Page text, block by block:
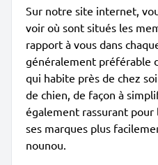
Sur notre site internet,
voir où sont situés les
rapport à vous dans
généralement préférable
qui habite près de chez
de chien, de façon à
également rassurant
ses marques plus
nounou.